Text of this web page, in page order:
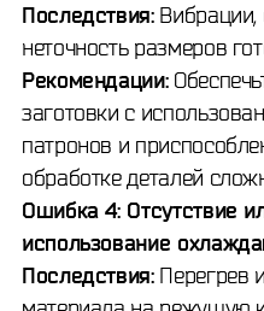
Последствия:Вибрации,
неточность размеров
Рекомендации:
заготовки с
патронов и
обработке деталей
Ошибка 4: Отсутствие
использование
Последствия:Перегрев